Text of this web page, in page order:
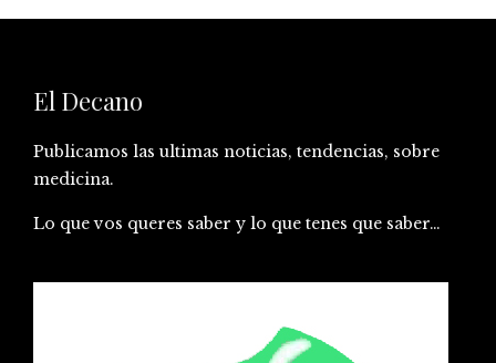
El Decano
Publicamos las ultimas noticias, tendencias, sobre
medicina.
Lo que vos queres saber y lo que tenes que saber…